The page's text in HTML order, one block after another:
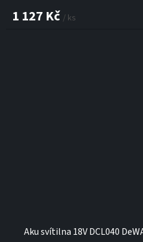
1 127 Kč / ks
Aku svítilna 18V DCL040